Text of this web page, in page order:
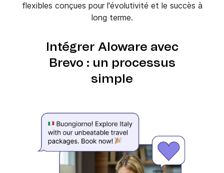
flexibles conçues pour l'évolutivité et le succès à
long terme.
Intégrer Aloware avec
Brevo : un processus
simple